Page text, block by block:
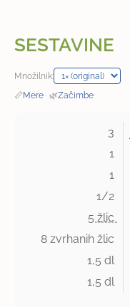
SESTAVINE
Množilnik:
📏Mere · 🌿Začimbe
3
1
1
1/2
5 žlic
8 zvrhanih žlic
1,5 dl
1,5 dl